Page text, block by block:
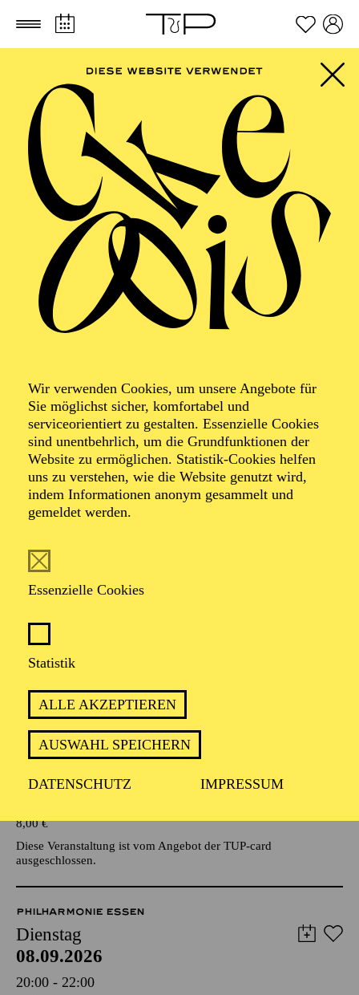
Zum Hauptinhalt springen Zum Footer springen
Wir verwenden Cookies, um unsere Angebote für
Sie möglichst sicher, komfortabel und
serviceorientiert zu gestalten. Essenzielle Cookies
sind unentbehrlich, um die Grundfunktionen der
Website zu ermöglichen. Statistik-Cookies helfen
uns zu verstehen, wie die Website genutzt wird,
indem Informationen anonym gesammelt und
gemeldet werden.
Essenzielle Cookies
Statistik
ALLE AKZEPTIEREN
AUSWAHL SPEICHERN
DATENSCHUTZ IMPRESSUM
FILTER
SEPTEMBER 2026
PHILHARMONIE ESSEN
Freitag
04.09.2026
20:00 - 23:00
Alfried Krupp Saal
Veranstalter: Theater-, Konzert- u. Gastspieldirektion OTTO
HOFNER GMBH
TICKETS
55,20 52,70€
Die Veranstaltung ist vom Angebot der TUPcard ausgeschlossen.
Samstag
05.09.2026
Grillo-Theater
BLICK AUF DEN IRAN –
STIMMEN ZUR AKTUELLEN
LAGE
Veranstalter: Eine Kooperationsveranstaltung mit der Stadt
Essen
8,00€
Diese Veranstaltung ist vom Angebot der TUP-card
ausgeschlossen.
PHILHARMONIE ESSEN
Dienstag
08.09.2026
20:00 - 22:00